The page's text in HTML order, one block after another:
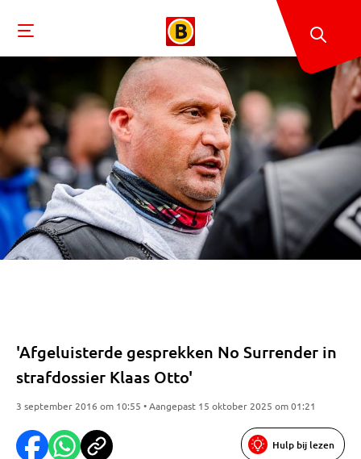
'Afgeluisterde gesprekken No Surrender in
strafdossier Klaas Otto'
3 september 2016 om 10:55 • Aangepast 15 oktober 2025 om 01:21
Hulp bij lezen